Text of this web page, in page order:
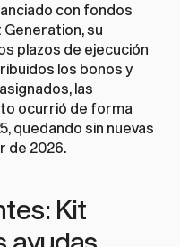
con fondos
su
plazos de ejecución
los bonos y
las
ocurrió de forma
quedando sin nuevas
de 2026.
Kit